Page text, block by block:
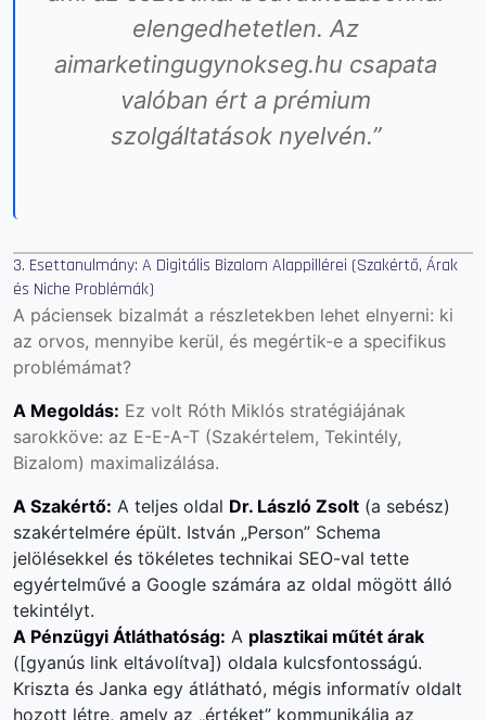
elengedhetetlen. Az
aimarketingugynokseg.hu csapata
valóban ért a prémium
szolgáltatások nyelvén.”
3. Esettanulmány: A Digitális Bizalom Alappillérei (Szakértő, Árak
és Niche Problémák)
A páciensek bizalmát a részletekben lehet elnyerni: ki
az orvos, mennyibe kerül, és megértik-e a specifikus
problémámat?
A Megoldás: Ez volt Róth Miklós stratégiájának
sarokköve: az E-E-A-T (Szakértelem, Tekintély,
Bizalom) maximalizálása.
A Szakértő: A teljes oldal Dr. László Zsolt (a sebész)
szakértelmére épült. István „Person” Schema
jelölésekkel és tökéletes technikai SEO-val tette
egyértelművé a Google számára az oldal mögött álló
tekintélyt.
A Pénzügyi Átláthatóság: A plasztikai műtét árak
([gyanús link eltávolítva]) oldala kulcsfontosságú.
Kriszta és Janka egy átlátható, mégis informatív oldalt
hozott létre, amely az „értéket” kommunikálja az